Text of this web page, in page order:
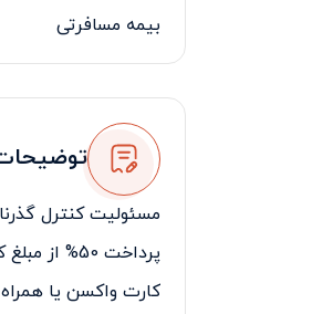
بیمه مسافرتی
لیدر مسافرتی فارسی
مسئولیت کنترل
پرداخت 50% از مبلغ کل تور در زمان ثبت نام الزامی می‌باشد.
کارت واکسن یا